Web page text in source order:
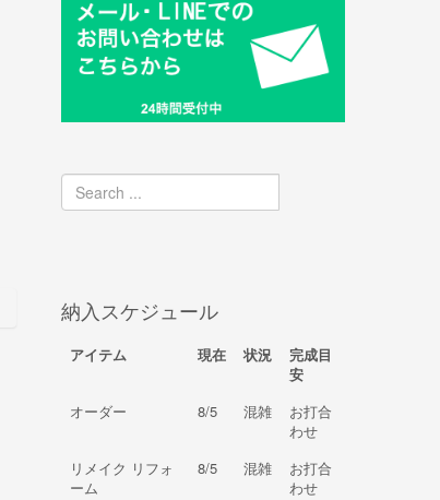
納入スケジュール
アイテム 現在 状況
完成目
安
オーダー
8/5 混雑
お打合
わせ
リメイク リフォ
ーム
8/5 混雑
お打合
わせ